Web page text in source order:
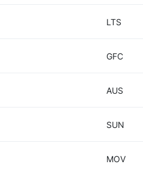
LTS
GFC
AUS
SUN
MOV